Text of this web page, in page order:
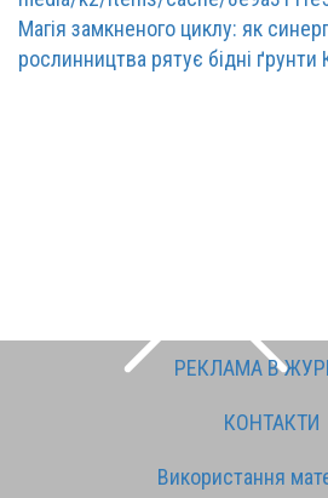
Магія замкненого циклу: як
рослинництва рятує бідні ґрунти
РЕКЛАМА В
КОНТАКТИ
Використання